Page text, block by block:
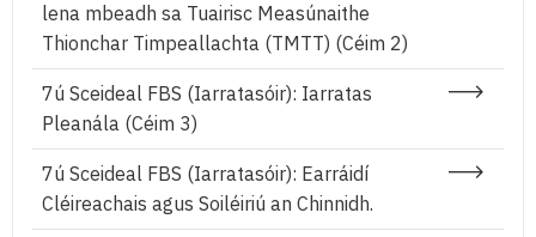
lena mbeadh sa Tuairisc Measúnaithe
Thionchar Timpeallachta (TMTT) (Céim 2)
7ú Sceideal FBS (Iarratasóir): Iarratas
Pleanála (Céim 3)
7ú Sceideal FBS (Iarratasóir): Earráidí
Cléireachais agus Soiléiriú an Chinnidh.